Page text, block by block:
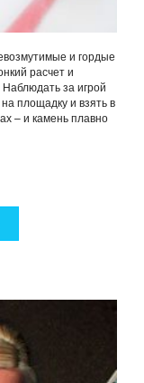
и гордые
расчет и
за игрой
площадку и взять в
– и камень плавно